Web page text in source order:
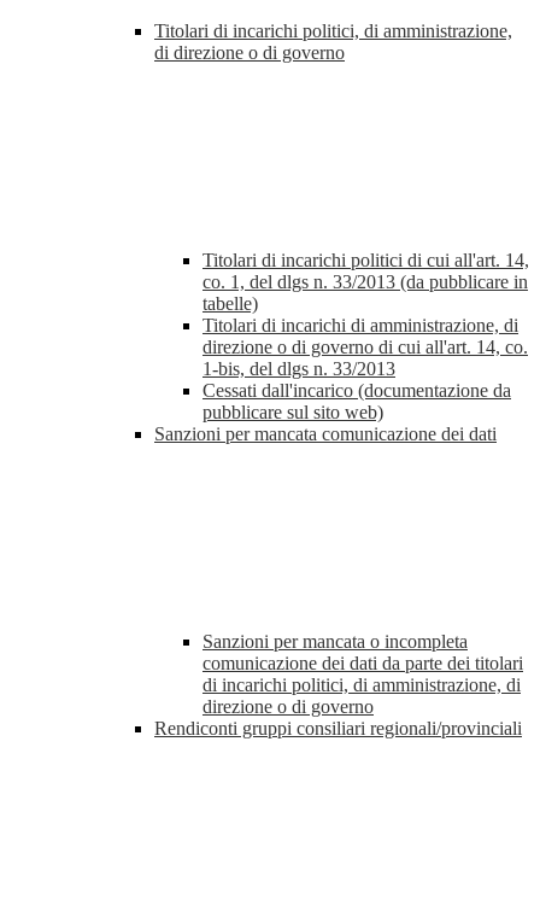
Titolari di incarichi politici, di amministrazione,
di direzione o di governo
Titolari di incarichi politici di cui all'art. 14,
co. 1, del dlgs n. 33/2013 (da pubblicare in
tabelle)
Titolari di incarichi di amministrazione, di
direzione o di governo di cui all'art. 14, co.
1-bis, del dlgs n. 33/2013
Cessati dall'incarico (documentazione da
pubblicare sul sito web)
Sanzioni per mancata comunicazione dei dati
Sanzioni per mancata o incompleta
comunicazione dei dati da parte dei titolari
di incarichi politici, di amministrazione, di
direzione o di governo
Rendiconti gruppi consiliari regionali/provinciali